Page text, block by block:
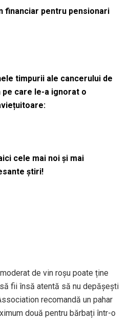
financiar pentru pensionari
timpurii ale cancerului de
pe care le-a ignorat o
cele mai noi și mai
știri!
de vin roșu poate ține
fii însă atentă să nu depășești
recomandă un pahar
două pentru bărbați într-o